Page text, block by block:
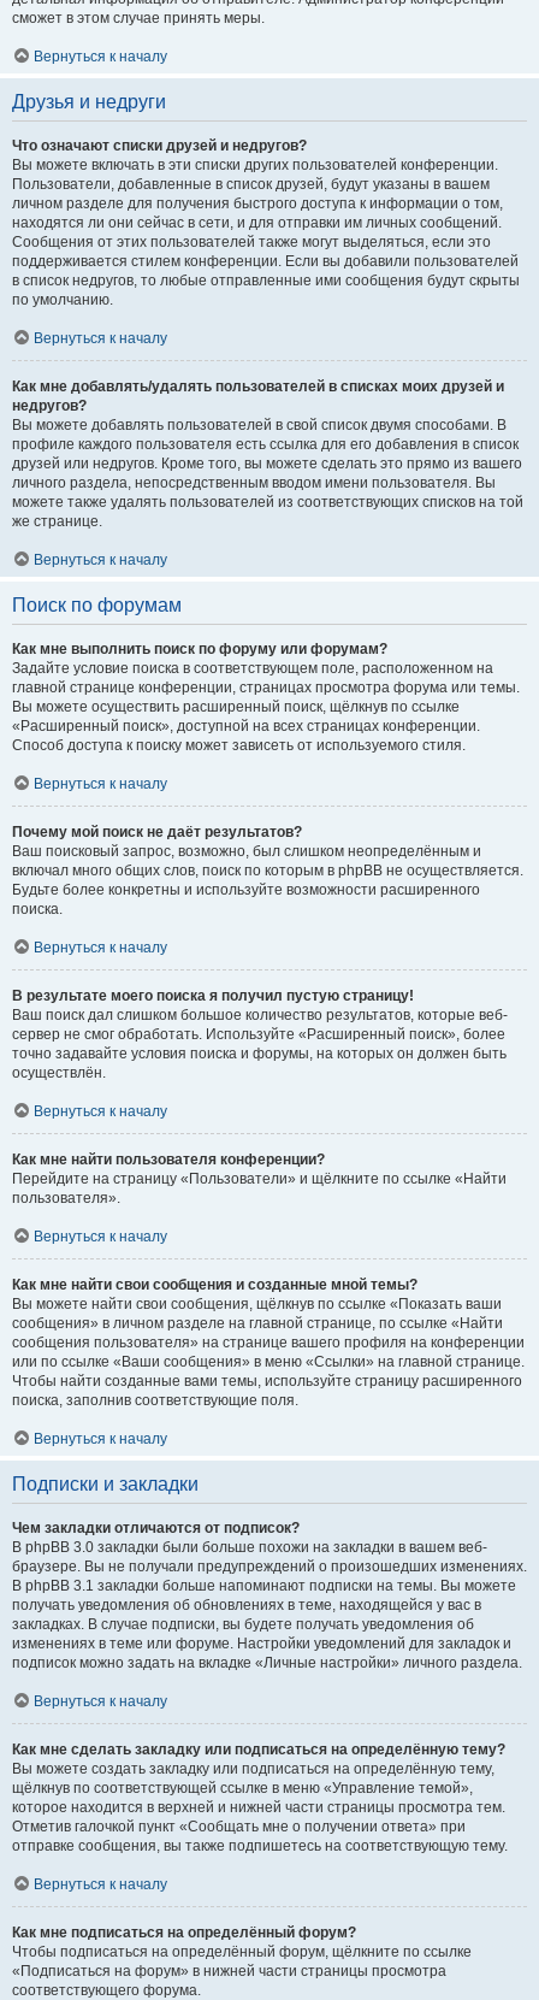
сможет в этом случае принять меры.
Вернуться к началу
Друзья и недруги
Что означают списки друзей и недругов?
Вы можете включать в эти списки других пользователей конференции.
Пользователи, добавленные в список друзей, будут указаны в вашем
личном разделе для получения быстрого доступа к информации о том,
находятся ли они сейчас в сети, и для отправки им личных сообщений.
Сообщения от этих пользователей также могут выделяться, если это
поддерживается стилем конференции. Если вы добавили пользователей
в список недругов, то любые отправленные ими сообщения будут скрыты
по умолчанию.
Вернуться к началу
Как мне добавлять/удалять пользователей в списках моих друзей и
недругов?
Вы можете добавлять пользователей в свой список двумя способами. В
профиле каждого пользователя есть ссылка для его добавления в список
друзей или недругов. Кроме того, вы можете сделать это прямо из вашего
личного раздела, непосредственным вводом имени пользователя. Вы
можете также удалять пользователей из соответствующих списков на той
же странице.
Вернуться к началу
Поиск по форумам
Как мне выполнить поиск по форуму или форумам?
Задайте условие поиска в соответствующем поле, расположенном на
главной странице конференции, страницах просмотра форума или темы.
Вы можете осуществить расширенный поиск, щёлкнув по ссылке
«Расширенный поиск», доступной на всех страницах конференции.
Способ доступа к поиску может зависеть от используемого стиля.
Вернуться к началу
Почему мой поиск не даёт результатов?
Ваш поисковый запрос, возможно, был слишком неопределённым и
включал много общих слов, поиск по которым в phpBB не осуществляется.
Будьте более конкретны и используйте возможности расширенного
поиска.
Вернуться к началу
В результате моего поиска я получил пустую страницу!
Ваш поиск дал слишком большое количество результатов, которые веб-
сервер не смог обработать. Используйте «Расширенный поиск», более
точно задавайте условия поиска и форумы, на которых он должен быть
осуществлён.
Вернуться к началу
Как мне найти пользователя конференции?
Перейдите на страницу «Пользователи» и щёлкните по ссылке «Найти
пользователя».
Вернуться к началу
Как мне найти свои сообщения и созданные мной темы?
Вы можете найти свои сообщения, щёлкнув по ссылке «Показать ваши
сообщения» в личном разделе на главной странице, по ссылке «Найти
сообщения пользователя» на странице вашего профиля на конференции
или по ссылке «Ваши сообщения» в меню «Ссылки» на главной странице.
Чтобы найти созданные вами темы, используйте страницу расширенного
поиска, заполнив соответствующие поля.
Вернуться к началу
Подписки и закладки
Чем закладки отличаются от подписок?
В phpBB 3.0 закладки были больше похожи на закладки в вашем веб-
браузере. Вы не получали предупреждений о произошедших изменениях.
В phpBB 3.1 закладки больше напоминают подписки на темы. Вы можете
получать уведомления об обновлениях в теме, находящейся у вас в
закладках. В случае подписки, вы будете получать уведомления об
изменениях в теме или форуме. Настройки уведомлений для закладок и
подписок можно задать на вкладке «Личные настройки» личного раздела.
Вернуться к началу
Как мне сделать закладку или подписаться на определённую тему?
Вы можете создать закладку или подписаться на определённую тему,
щёлкнув по соответствующей ссылке в меню «Управление темой»,
которое находится в верхней и нижней части страницы просмотра тем.
Отметив галочкой пункт «Сообщать мне о получении ответа» при
отправке сообщения, вы также подпишетесь на соответствующую тему.
Вернуться к началу
Как мне подписаться на определённый форум?
Чтобы подписаться на определённый форум, щёлкните по ссылке
«Подписаться на форум» в нижней части страницы просмотра
соответствующего форума.